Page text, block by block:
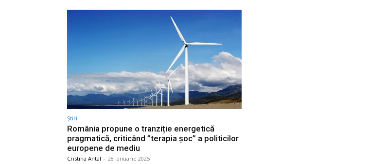
Știri
România propune o tranziție energetică
pragmatică, criticând ”terapia șoc” a politicilor
europene de mediu
Cristina Antal - 28 ianuarie 2025